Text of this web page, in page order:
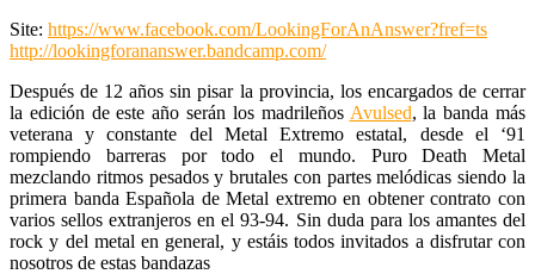
Site: https://www.facebook.com/LookingForAnAnswer?fref=ts
http://lookingforananswer.bandcamp.com/
Después de 12 años sin pisar la provincia, los encargados de cerrar
la edición de este año serán los madrileños Avulsed, la banda más
veterana y constante del Metal Extremo estatal, desde el ‘91
rompiendo barreras por todo el mundo. Puro Death Metal
mezclando ritmos pesados y brutales con partes melódicas siendo la
primera banda Española de Metal extremo en obtener contrato con
varios sellos extranjeros en el 93-94. Sin duda para los amantes del
rock y del metal en general, y estáis todos invitados a disfrutar con
nosotros de estas bandazas